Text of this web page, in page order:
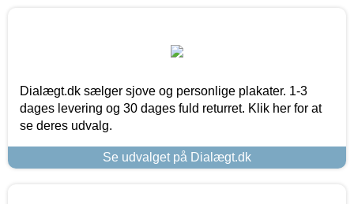
Dialægt.dk sælger sjove og personlige plakater. 1-3
dages levering og 30 dages fuld returret. Klik her for at
se deres udvalg.
Se udvalget på Dialægt.dk